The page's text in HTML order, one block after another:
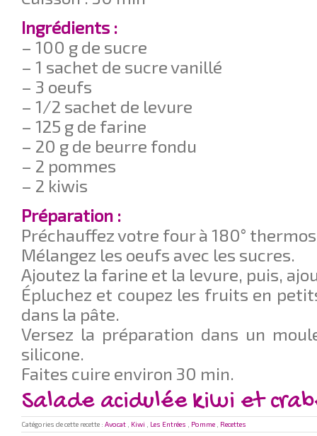
Ingrédients :
– 100 g de sucre
– 1 sachet de sucre vanillé
– 3 oeufs
– 1/2 sachet de levure
– 125 g de farine
– 20 g de beurre fondu
– 2 pommes
– 2 kiwis
Préparation :
Préchauffez votre four à 180°
Mélangez les oeufs avec les sucres.
Ajoutez la farine et la levure, puis,
Épluchez et coupez les fruits en
dans la pâte.
Versez la préparation dans un
silicone.
Faites cuire environ 30 min.
Salade acidulée kiwi et
Catégories de cette recette : Avocat Kiwi Les Entrées Pomme Recettes